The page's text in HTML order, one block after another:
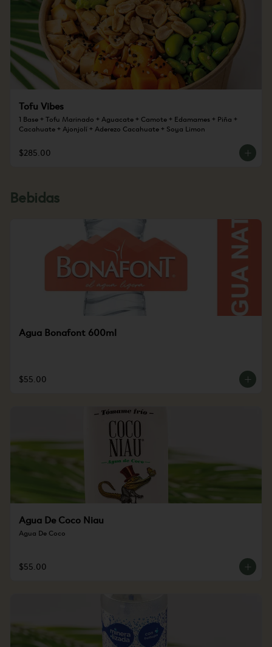
Tofu Vibes
1 Base + Tofu Marinado + Aguacate + Camote + Edamames + Piña +
Cacahuate + Ajonjolí + Aderezo Cacahuate + Soya Limon
$285.00
Bebidas
Agua Bonafont 600ml
$55.00
Agua De Coco Niau
Agua De Coco
$55.00